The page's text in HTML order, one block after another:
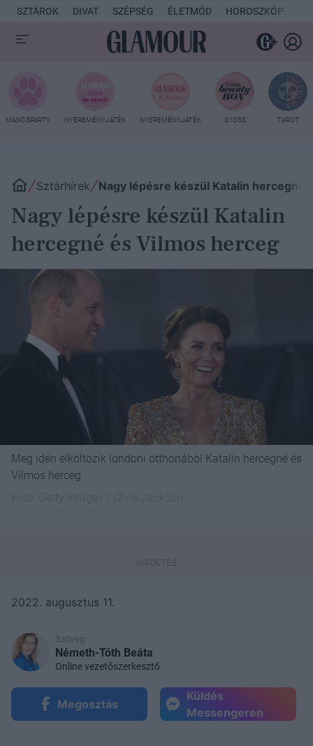
SZTÁROK DIVAT SZÉPSÉG ÉLETMÓD HOROSZKÓP
MANCSPARTY NYEREMÉNYJÁTÉK NYEREMÉNYJÁTÉK SYOSS TAROT
Sztárhírek Nagy lépésre készül Katalin hercegné
Nagy lépésre készül Katalin
hercegné és Vilmos herceg
Meg idén elköltözik londoni otthonából Katalin hercegné és
Vilmos herceg
2022. augusztus 11.
Szöveg:
Németh-Tóth Beáta
Online vezetőszerkesztő
Megosztás
Küldés
Messengeren